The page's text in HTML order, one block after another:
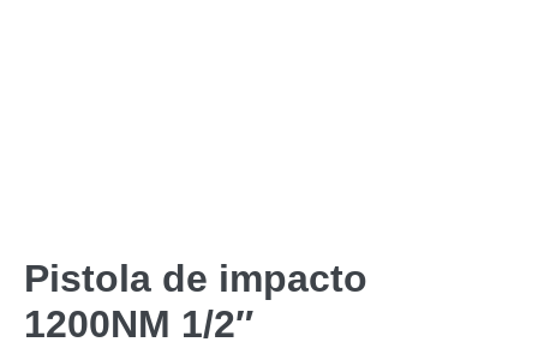
Pistola de impacto
1200NM 1/2″